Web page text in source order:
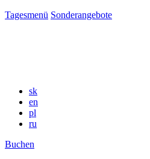
Tagesmenü Sonderangebote
sk
en
pl
ru
Buchen